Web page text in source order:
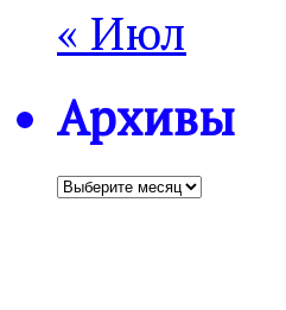
« Июл
Архивы
Архивы